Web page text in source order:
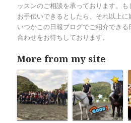
ッスンのご相談を承っております。
お手伝いできるとしたら、それ以上に
いつかこの日報ブログでご紹介でき
合わせをお待ちしております。
More from my site